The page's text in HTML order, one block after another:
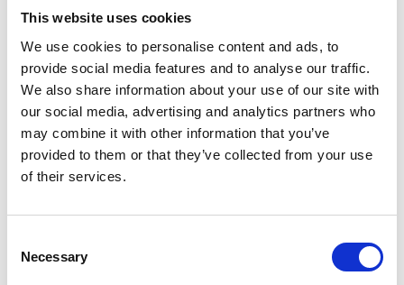
This website uses cookies
We use cookies to personalise content and ads, to
provide social media features and to analyse our traffic.
We also share information about your use of our site with
our social media, advertising and analytics partners who
may combine it with other information that you’ve
provided to them or that they’ve collected from your use
of their services.
Selection
Necessary